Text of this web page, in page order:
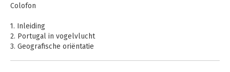
Colofon
1. Inleiding
2. Portugal in vogelvlucht
3. Geografische oriëntatie